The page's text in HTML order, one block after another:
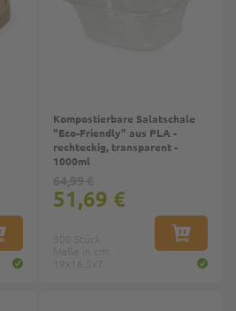
DEN WARENKORB
Kompostierbare Salatschale
"Eco-Friendly" aus PLA -
rechteckig, transparent -
1000ml
IN DEN
51,69 €